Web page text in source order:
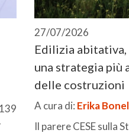
27/07/2026
Edilizia abitativa,
una strategia più
delle costruzioni
A cura di: Erika
Il parere CESE sulla